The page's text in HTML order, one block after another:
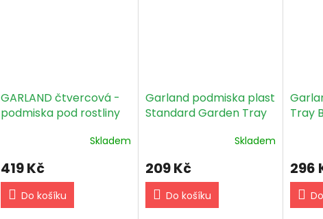
GARLAND čtvercová -
podmiska pod rostliny
Skladem
419 Kč
Do košíku
Garland podmiska plast
Standard Garden Tray
Skladem
209 Kč
Do košíku
Tray
296